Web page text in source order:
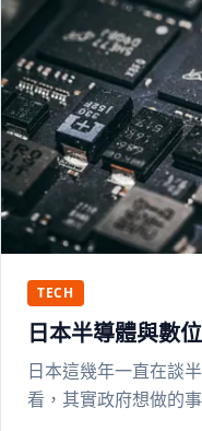
TECH
日本半導體與數
日本這幾年一直在談
看，其實政府想做的